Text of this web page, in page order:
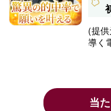
(提
導く
当